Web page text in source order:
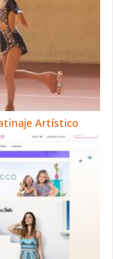
Artístico